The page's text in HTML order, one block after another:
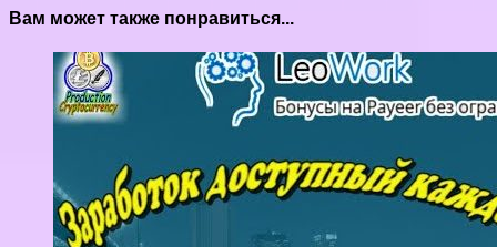
Вам может также понравиться...